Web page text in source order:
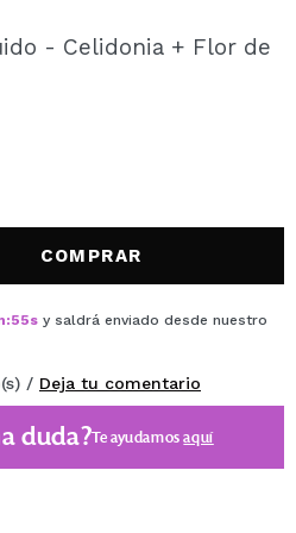
podrás realizar
el estado de tus
- Celidonia + Flor de
COMPRAR
:55s y saldrá enviado desde nuestro
/ Deja tu comentario
duda?Te ayudamosaquí